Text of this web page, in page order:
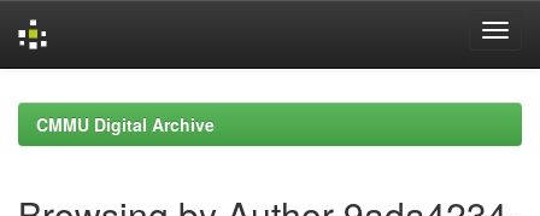
navigationCMMU Digital Archive